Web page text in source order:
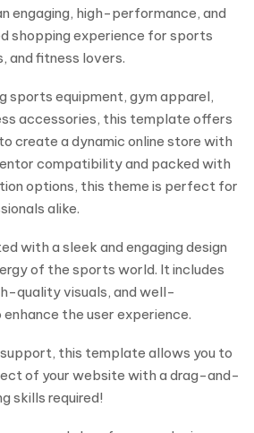
engaging, high-performance, and
shopping experience for sports
and fitness lovers.
sports equipment, gym apparel,
accessories, this template offers
create a dynamic online store with
compatibility and packed with
options, this theme is perfect for
alike.
with a sleek and engaging design
of the sports world. It includes
quality visuals, and well-
the user experience.
this template allows you to
of your website with a drag-and-
skills required!